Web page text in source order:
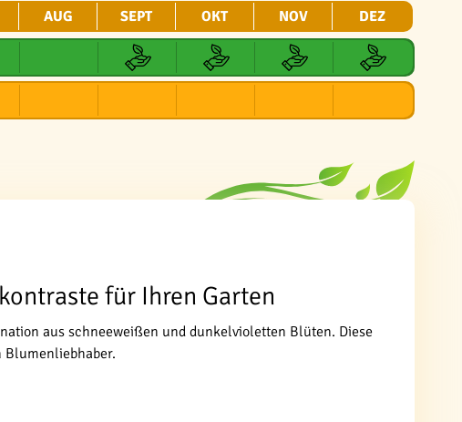
AUG SEPT OKT NOV DEZ
für Ihren Garten
aus schneeweißen und dunkelvioletten Blüten. Diese
Blumenliebhaber.